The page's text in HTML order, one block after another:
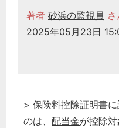
著者 砂浜の監視員 さ
2025年05月23日
> 保険料控除証明書
のは、 配当金が控除